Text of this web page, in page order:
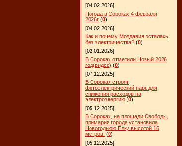
[04.02.2026]
Погода в Сороках 4 февраля
2026г (0)
[04.02.2026]
Как и почему Молдавия осталась
без электричества? (0)
[02.01.2026]
В Сороках отметили Новый 2026
год(видео) (0)
[07.12.2025]
В Сороках строят
фотоэлектрический парк для
снижения расходов на
электроэнергию (0)
[05.12.2025]
В Сороках, на площади Свободы,
примария города установила
Новогоднюю Ёлку высотой 16
метров. (0)
[05.12.2025]